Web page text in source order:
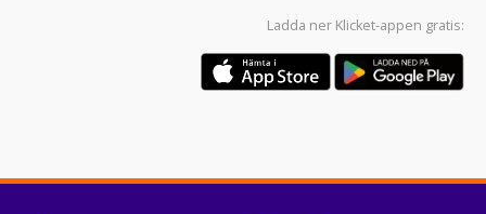
Ladda ner Klicket-appen gratis: